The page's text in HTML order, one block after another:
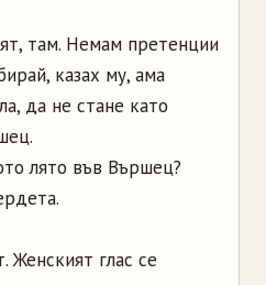
там. Немам претенции
казах му, ама
да не стане като
лято във Вършец?
Женският глас се